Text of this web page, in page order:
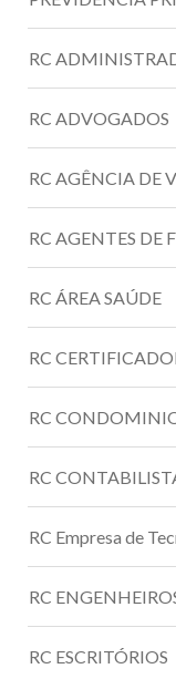
RC
RC ADVOGADOS
RC AGÊNCIA DE
RC AGENTES DE
RC ÁREA SAÚDE
RC
RC
RC
RC Empresa de
RC
RC ESCRITÓRIOS